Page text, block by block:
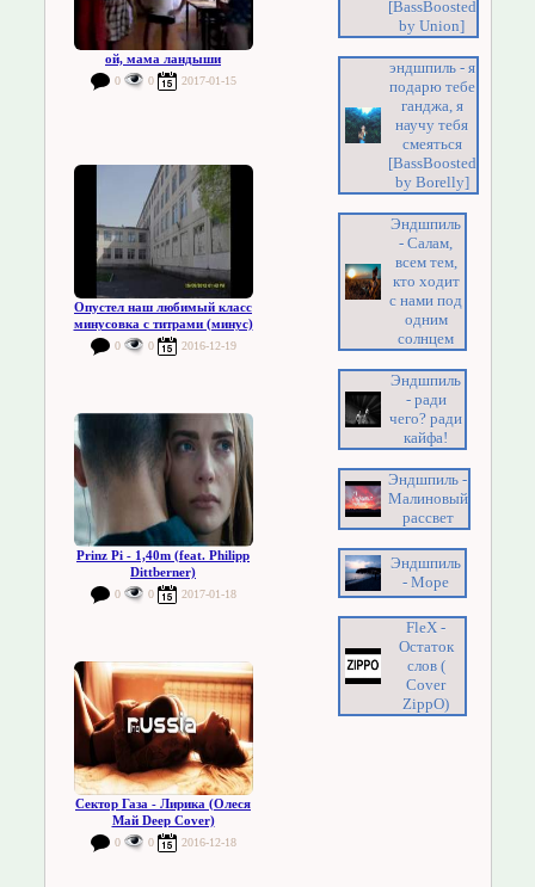
ой, мама ландыши
0 0 2017-01-15
Опустел наш любимый класс
минусовка с титрами (минус)
0 0 2016-12-19
Prinz Pi - 1,40m (feat. Philipp
Dittberner)
0 0 2017-01-18
Сектор Газа - Лирика (Олеся
Май Deep Cover)
0 0 2016-12-18
[BassBoosted
by Union]
эндшпиль - я
подарю тебе
ганджа, я
научу тебя
смеяться
[BassBoosted
by Borelly]
Эндшпиль
- Салам,
всем тем,
кто ходит
с нами под
одним
солнцем
Эндшпиль
- ради
чего? ради
кайфа!
Эндшпиль -
Малиновый
рассвет
Эндшпиль
- Море
FleX -
Остаток
слов (
Cover
ZippO)